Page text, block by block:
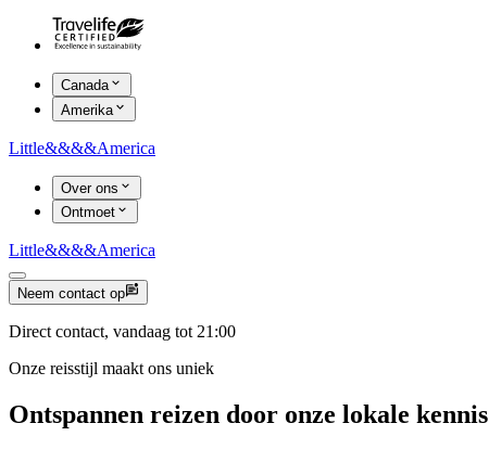
Canada
Amerika
Little&&&&America
Over ons
Ontmoet
Little&&&&America
Neem contact op
Direct contact, vandaag tot 21:00
Onze reisstijl maakt ons uniek
Ontspannen reizen door onze lokale kennis